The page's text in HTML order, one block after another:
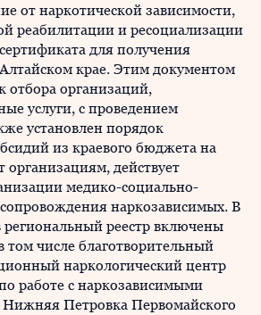
от наркотической зависимости,
реабилитации и ресоциализации
для получения
крае. Этим документом
отбора организаций,
услуги, с проведением
установлен порядок
из краевого бюджета на
организациям, действует
медико-социально-
наркозависимых. В
региональный реестр включены
том числе благотворительный
наркологический центр
работе с наркозависимыми
Нижняя Петровка Первомайского